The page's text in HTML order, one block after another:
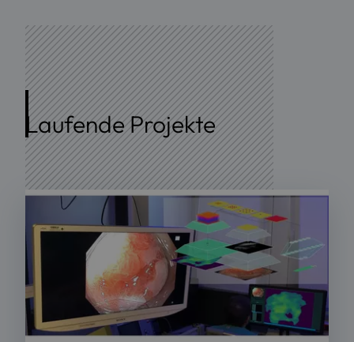
Laufende Projekte